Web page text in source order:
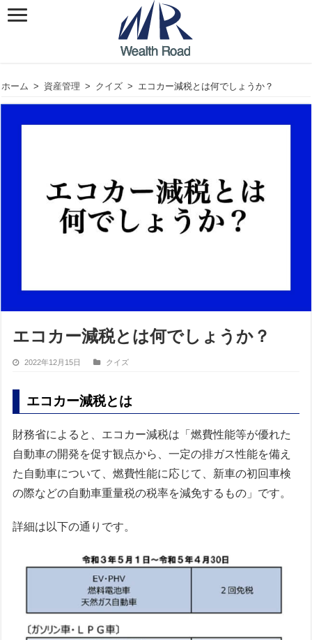
ホーム > 資産管理 > クイズ > エコカー減税とは何でしょうか？
エコカー減税とは何でしょうか？
2022年12月15日 クイズ
エコカー減税とは
財務省によると、エコカー減税は「燃費性能等が優れた
自動車の開発を促す観点から、一定の排ガス性能を備え
た自動車について、燃費性能に応じて、新車の初回車検
の際などの自動車重量税の税率を減免するもの」です。
詳細は以下の通りです。